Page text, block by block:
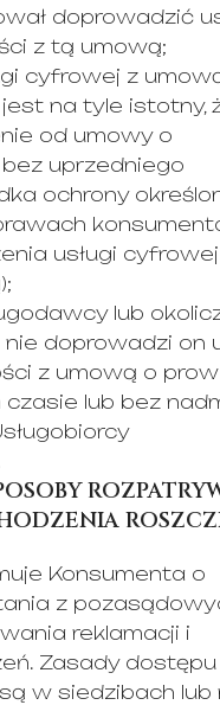
doprowadzić
z tą umową;
cyfrowej z
na tyle istotny,
od umowy o
uprzedniego
ochrony
usługi
lub
doprowadzi on
z umową o
lub bez
Konsumenta o
z
reklamacji i
Zasady
w siedzibach lub